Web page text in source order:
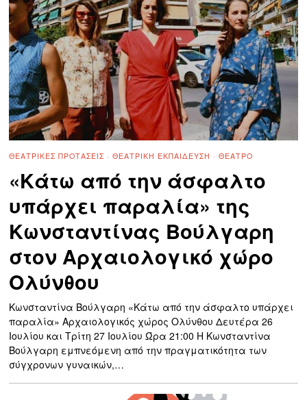
ΘΕΑΤΡΙΚΈΣ ΠΡΟΤΆΣΕΙΣ · ΘΕΑΤΡΙΚΉ ΕΚΠΑΊΔΕΥΣΗ · ΘΈΑΤΡΟ
«Κάτω από την άσφαλτο
υπάρχει παραλία» της
Κωνσταντίνας Βούλγαρη
στον Αρχαιολογικό χώρο
Ολύνθου
Κωνσταντίνα Βούλγαρη «Κάτω από την άσφαλτο υπάρχει
παραλία» Αρχαιολογικός χώρος Ολύνθου Δευτέρα 26
Ιουλίου και Τρίτη 27 Ιουλίου Ώρα 21:00 Η Κωνσταντίνα
Βούλγαρη εμπνεόμενη από την πραγματικότητα των
σύγχρονων γυναικών,…